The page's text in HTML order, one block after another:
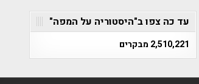
עד כה צפו ב"היסטוריה על המפה"
2,510,221 מבקרים